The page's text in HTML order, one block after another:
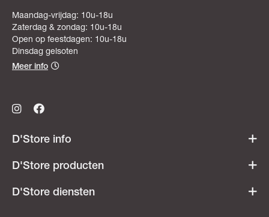
D'Store info
Werken bij D'Store
D'Store producten
Acties & promoties
D'Store diensten
Maandag-vrijdag: 10u-18u
Zaterdag & zondag: 10u-18u
Open op feestdagen: 10u-18u
Dinsdag gelsoten
Meer info